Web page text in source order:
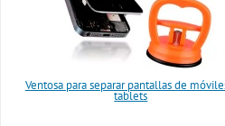
Ventosa para separar pantallas de
tablets